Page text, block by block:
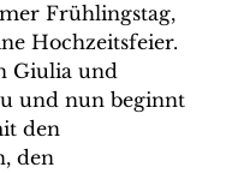
Frühlingstag,
Hochzeitsfeier.
Giulia und
und nun beginnt
den
den